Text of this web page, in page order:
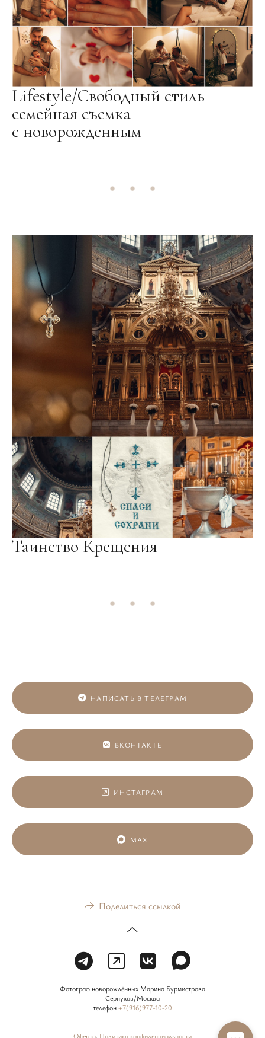
Lifestyle/Свободный стиль
семейная съемка
с новорожденным
Таинство Крещения
НАПИСАТЬ В ТЕЛЕГРАМ
ВКОНТАКТЕ
ИНСТАГРАМ
MAX
Поделиться ссылкой
Фотограф новорождённых Марина Бурмистрова
Серпухов/Москва
телефон+7(916)977-10-20
Оферта, Политика конфиденциальности